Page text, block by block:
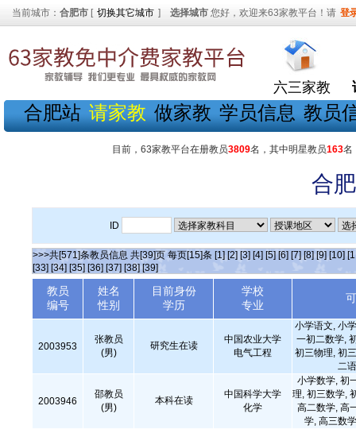
当前城市： 合肥市 [ 切换其它城市 ] 选择城市 您好，欢迎来63家教平台！请 登
六三家教
合肥站 请家教 做家教 学员信息 教员
目前，63家教平台在册教员3809名，其中明星教员163名
合
ID
>>>共[571]条教员信息 共[39]页 每页[15]条 [1] [2] [3] [4] [5] [6] [7] [8] [9] [10]
[33] [34] [35] [36] [37] [38] [39]
教员
编号
姓名
性别
目前身份
学历
学校
专业
2003953
张教员
(男)
研究生在读
中国农业大学
电气工程
小学语文, 小
一初二数学,
初三物理, 初
二
2003946
邵教员
(男)
本科在读
中国科学大学
化学
小学数学, 初
理, 初三数学,
高二数学, 高
学, 高三数